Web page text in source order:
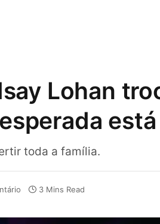
Lohan
toda a família.
3 Mins Read